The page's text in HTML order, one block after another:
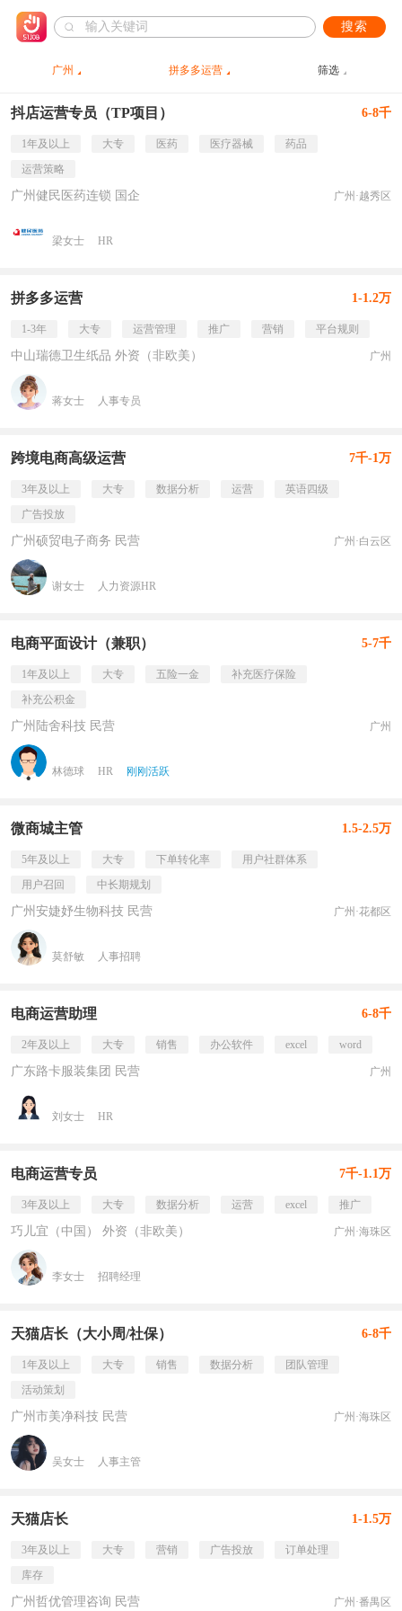
搜索
广州 拼多多运营 筛选
抖店运营专员（TP项目） 6-8千
1年及以上 大专 医药 医疗器械
药品
运营策略
广州健民医药连锁 国企 广州·越秀区
梁女士 HR
拼多多运营 1-1.2万
1-3年 大专 运营管理 推广 营销 平台规则
中山瑞德卫生纸品 外资（非欧美） 广州
蒋女士 人事专员
跨境电商高级运营 7千-1万
3年及以上 大专 数据分析 运营
英语四级
广告投放
广州硕贸电子商务 民营 广州·白云区
谢女士 人力资源HR
电商平面设计（兼职） 5-7千
1年及以上 大专 五险一金
补充医疗保险
补充公积金
广州陆舍科技 民营 广州
林德球 HR 刚刚活跃
微商城主管 1.5-2.5万
5年及以上 大专 下单转化率
用户社群体系
用户召回
中长期规划
广州安婕妤生物科技 民营 广州·花都区
莫舒敏 人事招聘
电商运营助理 6-8千
2年及以上 大专 销售 办公软件 excel word
广东路卡服装集团 民营 广州
刘女士 HR
电商运营专员 7千-1.1万
3年及以上 大专 数据分析 运营 excel 推广
巧儿宜（中国） 外资（非欧美） 广州·海珠区
李女士 招聘经理
天猫店长（大小周/社保） 6-8千
1年及以上 大专 销售 数据分析
团队管理
活动策划
广州市美净科技 民营 广州·海珠区
吴女士 人事主管
天猫店长 1-1.5万
3年及以上 大专 营销 广告投放
订单处理
库存
广州哲优管理咨询 民营 广州·番禺区